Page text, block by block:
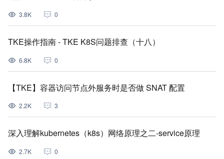
3.8K 0
TKE操作指南 - TKE K8S问题排查（十八）
6.8K 0
【TKE】容器访问节点外服务时是否做 SNAT 配置
2.2K 3
深入理解kubernetes（k8s）网络原理之二-service原理
2.7K 0